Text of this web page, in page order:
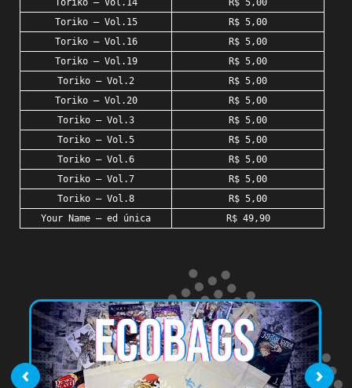
Toriko – Vol.14
R$ 5,00
Toriko – Vol.15
R$ 5,00
Toriko – Vol.16
R$ 5,00
Toriko – Vol.19
R$ 5,00
Toriko – Vol.2
R$ 5,00
Toriko – Vol.20
R$ 5,00
Toriko – Vol.3
R$ 5,00
Toriko – Vol.5
R$ 5,00
Toriko – Vol.6
R$ 5,00
Toriko – Vol.7
R$ 5,00
Toriko – Vol.8
R$ 5,00
Your Name – ed única
R$ 49,90
‹ ›